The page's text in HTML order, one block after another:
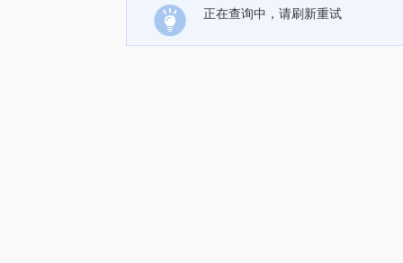
正在查询中，请刷新重试